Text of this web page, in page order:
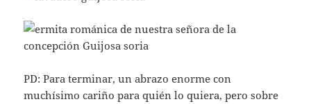
PD: Para terminar, un abrazo enorme con
muchísimo cariño para quién lo quiera, pero sobre